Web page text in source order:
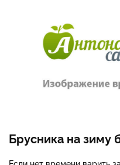
Брусника на зиму